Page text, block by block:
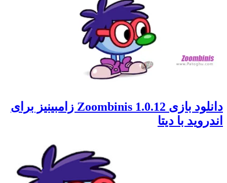
دانلود بازی Zoombinis 1.0.12 زامبینیز برای
اندروید با دیتا